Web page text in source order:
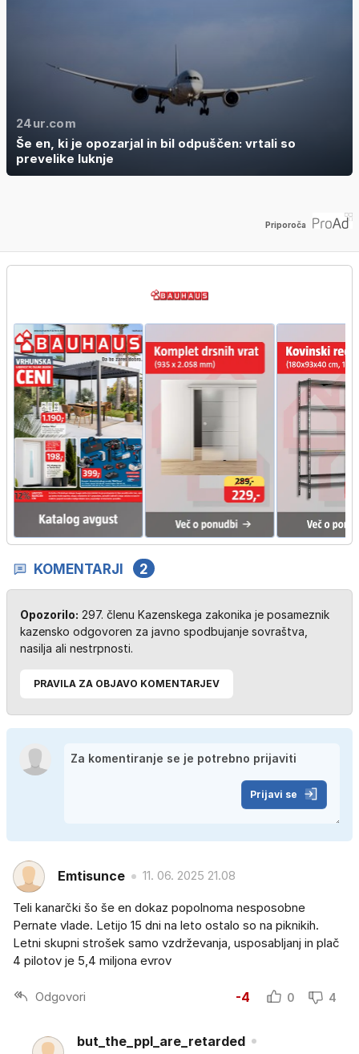
24ur.com
Še en, ki je opozarjal in bil odpuščen: vrtali so
prevelike luknje
Priporoča
KOMENTARJI 2
Opozorilo: 297. členu Kazenskega zakonika je posameznik
kazensko odgovoren za javno spodbujanje sovraštva,
nasilja ali nestrpnosti.
PRAVILA ZA OBJAVO KOMENTARJEV
Prijavi se
Emtisunce 11. 06. 2025 21.08
Teli kanarčki šo še en dokaz popolnoma nesposobne
Pernate vlade. Letijo 15 dni na leto ostalo so na piknikih.
Letni skupni strošek samo vzdrževanja, usposabljanj in plač
4 pilotov je 5,4 miljona evrov
Odgovori -4 0 4
but_the_ppl_are_retarded